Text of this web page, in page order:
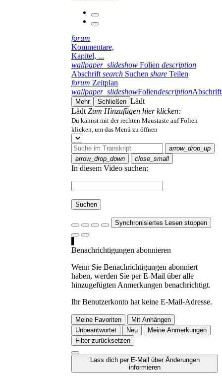
forum
Kommentare,
Kapitel, ...
wallpaper_slideshow Folien description
Abschrift search Suchen share Teilen
forum Zeitplan
wallpaper_slideshowFoliendescriptionAbschrift
Mehr Schließen Lädt
Lädt Zum Hinzufügen hier klicken:
Du kannst mit der rechten Maustaste auf Folien
klicken, um das Menü zu öffnen
arrow_drop_up
arrow_drop_down
close_small
In diesem Video suchen:
Suchen
Synchronisiertes Lesen stoppen
Benachrichtigungen abonnieren
Wenn Sie Benachrichtigungen abonniert
haben, werden Sie per E-Mail über alle
hinzugefügten Anmerkungen benachrichtigt.
Ihr Benutzerkonto hat keine E-Mail-Adresse.
Meine Favoriten
Mit Anhängen
Unbeantwortet
Neu
Meine Anmerkungen
Filter zurücksetzen
Lass dich per E-Mail über Änderungen
informieren